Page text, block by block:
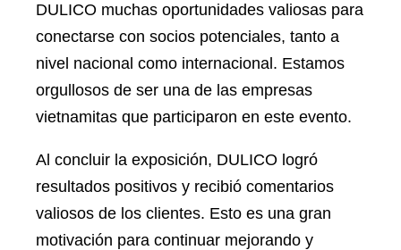
DULICO muchas oportunidades valiosas para
conectarse con socios potenciales, tanto a
nivel nacional como internacional. Estamos
orgullosos de ser una de las empresas
vietnamitas que participaron en este evento.
Al concluir la exposición, DULICO logró
resultados positivos y recibió comentarios
valiosos de los clientes. Esto es una gran
motivación para continuar mejorando y